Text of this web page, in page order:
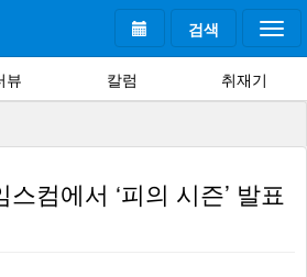
검색
뷰 칼럼 취재기
컴에서 ‘피의 시즌’ 발표